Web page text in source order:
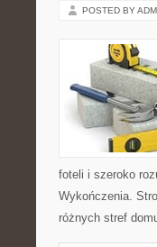
POSTED BY
foteli i szeroko
Wykończenia.
różnych stref